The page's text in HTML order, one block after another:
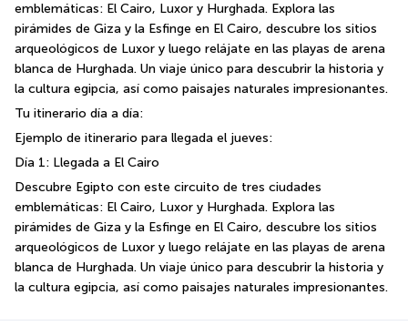
emblemáticas: El Cairo, Luxor y Hurghada. Explora las
pirámides de Giza y la Esfinge en El Cairo, descubre los sitios
arqueológicos de Luxor y luego relájate en las playas de arena
blanca de Hurghada. Un viaje único para descubrir la historia y
la cultura egipcia, así como paisajes naturales impresionantes.
Tu itinerario día a día:
Ejemplo de itinerario para llegada el jueves:
Día 1: Llegada a El Cairo
Descubre Egipto con este circuito de tres ciudades
emblemáticas: El Cairo, Luxor y Hurghada. Explora las
pirámides de Giza y la Esfinge en El Cairo, descubre los sitios
arqueológicos de Luxor y luego relájate en las playas de arena
blanca de Hurghada. Un viaje único para descubrir la historia y
la cultura egipcia, así como paisajes naturales impresionantes.